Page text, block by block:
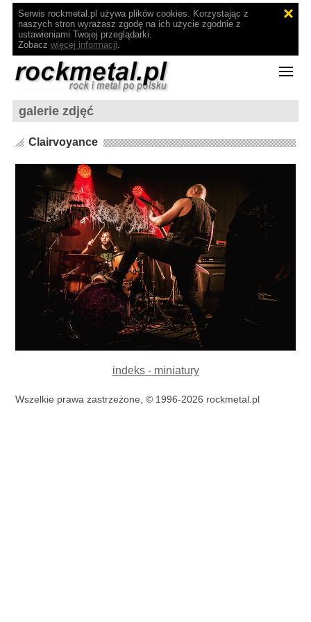
Serwis rockmetal.pl używa plików cookies. Korzystając z
naszych stron wyrażasz zgodę na ich użycie zgodnie z
ustawieniami Twojej przeglądarki.
Zobacz więcej informacji.
galerie zdjęć
Clairvoyance
indeks - miniatury
Wszelkie prawa zastrzeżone, © 1996-2026 rockmetal.pl